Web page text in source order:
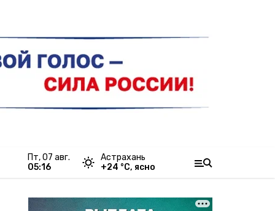
пт, 07 авг.
05:16
Астрахань
+24 °С, ясно